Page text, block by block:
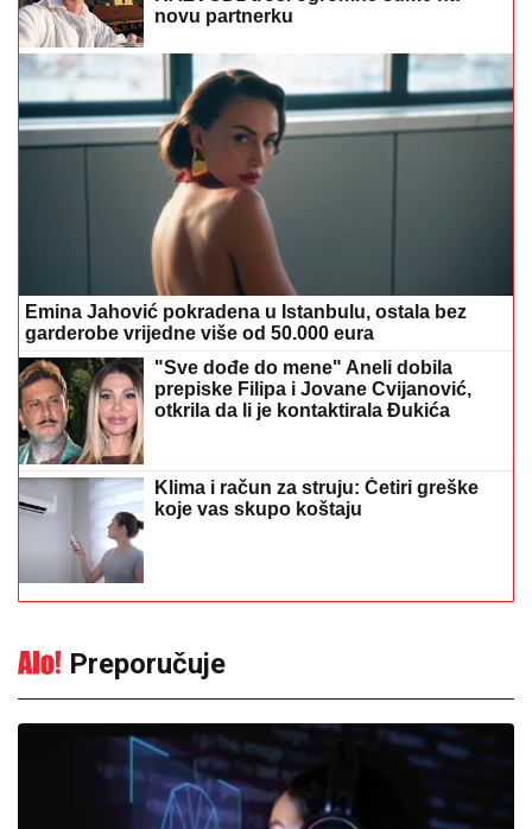
novu partnerku
Emina Jahović pokradena u Istanbulu, ostala bez
garderobe vrijedne više od 50.000 eura
"Sve dođe do mene" Aneli dobila
prepiske Filipa i Jovane Cvijanović,
otkrila da li je kontaktirala Đukića
Klima i račun za struju: Četiri greške
koje vas skupo koštaju
Preporučuje